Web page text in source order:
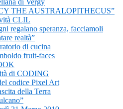
di Vergy
THE AUSTRALOPITHECUS”
CLIL
regalano speranza, facciamoli
realtà”
di cucina
fruit-faces
di CODING
codice Pixel Art
della Terra